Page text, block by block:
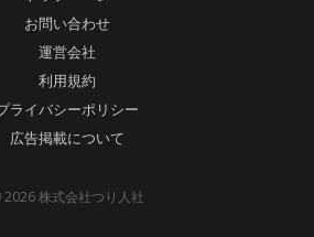
お問い合わせ
運営会社
利用規約
ライバシーポリシー
広告掲載について
株式会社つり人社